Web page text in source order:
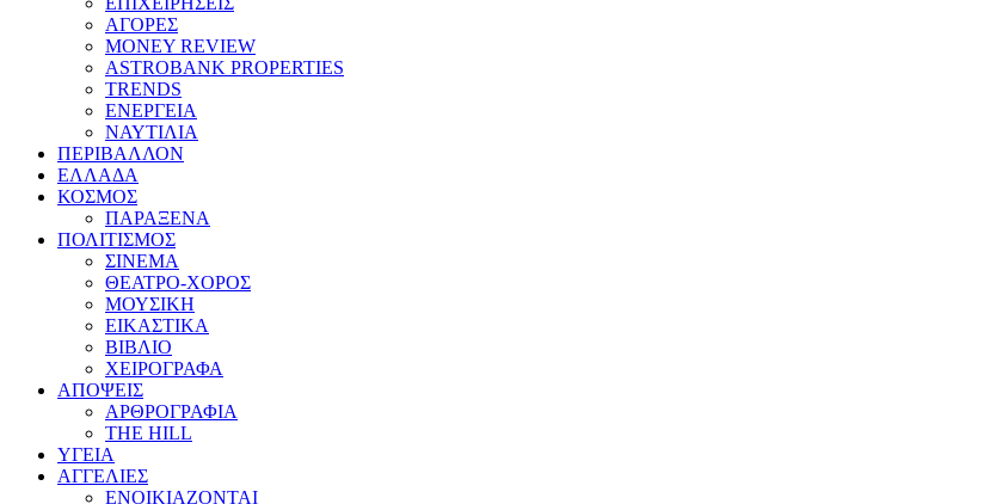
ΑΓΟΡΕΣ
MONEY REVIEW
ASTROBANK PROPERTIES
TRENDS
ΕΝΕΡΓΕΙΑ
ΝΑΥΤΙΛΙΑ
ΠΕΡΙΒΑΛΛΟΝ
ΕΛΛΑΔΑ
ΚΟΣΜΟΣ
ΠΑΡΑΞΕΝΑ
ΠΟΛΙΤΙΣΜΟΣ
ΣΙΝΕΜΑ
ΘΕΑΤΡΟ-ΧΟΡΟΣ
ΜΟΥΣΙΚΗ
ΕΙΚΑΣΤΙΚΑ
ΒΙΒΛΙΟ
ΧΕΙΡΟΓΡΑΦΑ
ΑΠΟΨΕΙΣ
ΑΡΘΡΟΓΡΑΦΙΑ
THE HILL
ΥΓΕΙΑ
ΑΓΓΕΛΙΕΣ
ΕΝΟΙΚΙΑΖΟΝΤΑΙ